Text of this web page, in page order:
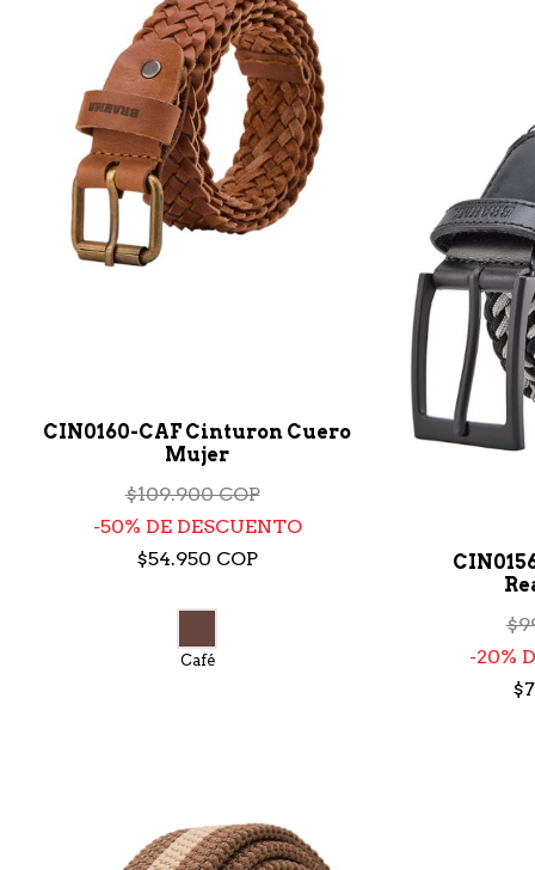
CIN0160-CAF Cinturon Cuero
Mujer
$109.900 COP
50% DE DESCUENTO
$54.950 COP
Café
20%